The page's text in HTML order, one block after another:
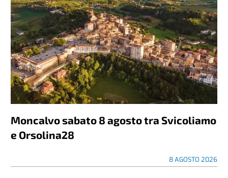
Moncalvo sabato 8 agosto tra Svicoliamo
e Orsolina28
8 AGOSTO 2026